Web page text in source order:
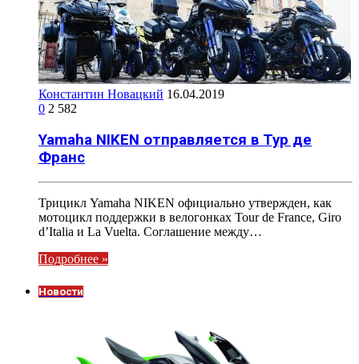
Константин Новацкий 16.04.2019
0 2 582
Yamaha NIKEN отправляется в Тур де
Франс
Трицикл Yamaha NIKEN официально утвержден, как
мотоцикл поддержки в велогонках Tour de France, Giro
d’Italia и La Vuelta. Соглашение между…
Подробнее »
Новости